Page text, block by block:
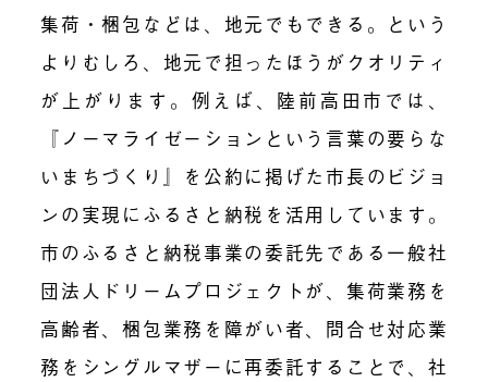
集荷・梱包などは、地元でもできる。という
よりむしろ、地元で担ったほうがクオリティ
が上がります。例えば、陸前高田市では、
『ノーマライゼーションという言葉の要らな
いまちづくり』を公約に掲げた市長のビジョ
ンの実現にふるさと納税を活用しています。
市のふるさと納税事業の委託先である一般社
団法人ドリームプロジェクトが、集荷業務を
高齢者、梱包業務を障がい者、問合せ対応業
務をシングルマザーに再委託することで、社